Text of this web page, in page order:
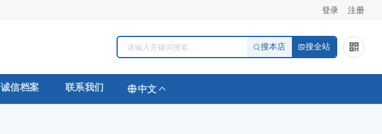
登录 注册
搜本店 搜全站
诚信档案 联系我们 中文